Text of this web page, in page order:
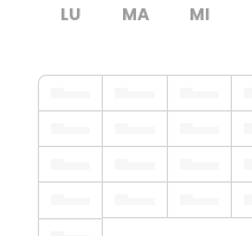
LU MA MI